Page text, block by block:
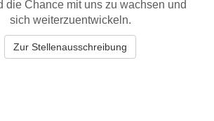
die Chance mit uns zu wachsen und
sich weiterzuentwickeln.
Zur Stellenausschreibung